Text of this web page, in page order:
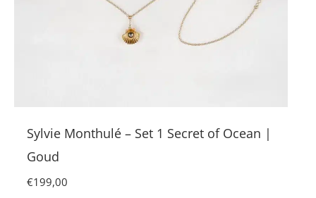
Sylvie Monthulé – Set 1 Secret of Ocean |
Goud
€199,00